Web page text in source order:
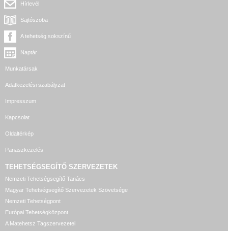
Hírlevél
Sajtószoba
A tehetség sokszínű
Naptár
Munkatársak
Adatkezelési szabályzat
Impresszum
Kapcsolat
Oldaltérkép
Panaszkezelés
TEHETSÉGSEGÍTŐ SZERVEZETEK
Nemzeti Tehetségsegítő Tanács
Magyar Tehetségsegítő Szervezetek Szövetsége
Nemzeti Tehetségpont
Európai Tehetségközpont
A Matehetsz Tagszervezetei